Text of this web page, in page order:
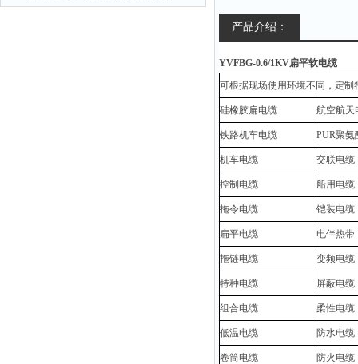
产品介绍：
YVFBG-0.6/1KV扁平软电缆
可根据现场使用环境不同，定
硅橡胶扁电缆 航空航天
铁路机车电缆 PUR聚氨
机车电缆 交联电缆
控制电缆 船用电缆
拖令电缆 铠装电缆
扁平电缆 电伴热带
拖链电缆 变频电缆
特种电缆 屏蔽电缆
组合电缆 柔性电缆
低温电缆 防水电缆
卷筒电缆 防火电缆